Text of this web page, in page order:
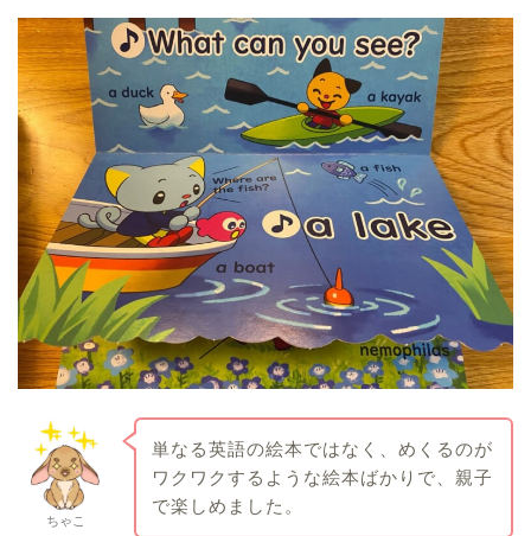
ちゃこ
単なる英語の絵本ではなく、めくるのが
ワクワクするような絵本ばかりで、親子
で楽しめました。